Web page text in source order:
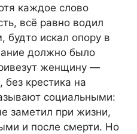
каждое слово
всё равно водил
будто искал опору в
должно было
женщину —
крестика на
социальными:
заметил при жизни,
и после смерти. Но